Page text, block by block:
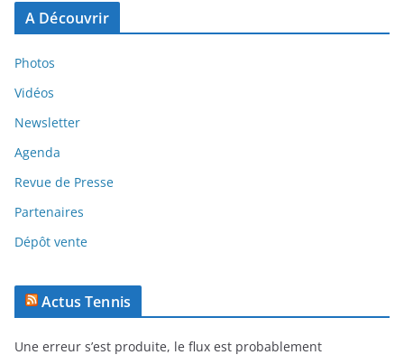
A Découvrir
Photos
Vidéos
Newsletter
Agenda
Revue de Presse
Partenaires
Dépôt vente
Actus Tennis
Une erreur s’est produite, le flux est probablement